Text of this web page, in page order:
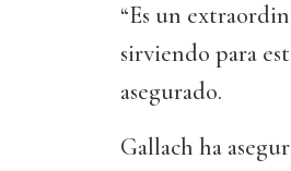
“Es un
sirviendo para
asegurado.
Gallach ha